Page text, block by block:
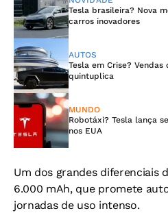
Tesla brasileira? Nova
carros inovadores
AUTOS
Tesla em Crise? Vendas
quintuplica
MUNDO
Robotáxi? Tesla lança
nos EUA
Um dos grandes diferenciais
6.000 mAh, que promete
jornadas de uso intenso.